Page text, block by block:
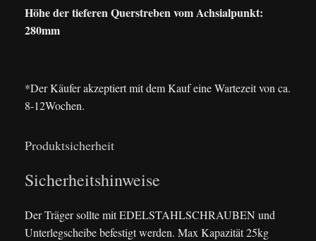
Höhe der tieferen Querstreben vom Achsialpunkt:
280mm
*Der Käufer akzeptiert mit dem Kauf eine Wartezeit von ca.
8-12Wochen.
Produktsicherheit
Sicherheitshinweise
Der Träger sollte mit EDELSTAHLSCHRAUBEN und
Unterlegscheibe befestigt werden. Max Kapazität 25kg